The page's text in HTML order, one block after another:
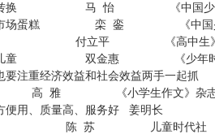
色的转换 马 怡 《中国少年
造市场蛋糕 栾 銮 《中国少
色生存 付立平 《高中生
少年儿童 双金惠 《少年
要注重经济效益和社会效益两手一起抓
学生作文》杂
便用、质量高、服务好 姜明长 《
运作 陈 苏 儿童时